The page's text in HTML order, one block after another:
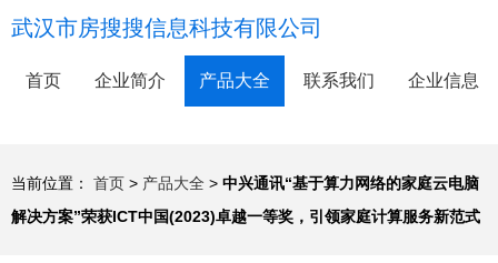
武汉市房搜搜信息科技有限公司
首页 企业简介 产品大全 联系我们 企业信息
当前位置： 首页 > 产品大全 > 中兴通讯“基于算力网络的家庭云电脑
解决方案”荣获ICT中国(2023)卓越一等奖，引领家庭计算服务新范式